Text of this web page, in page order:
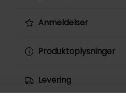
Anmeldelser
Produktoplysninger
Levering